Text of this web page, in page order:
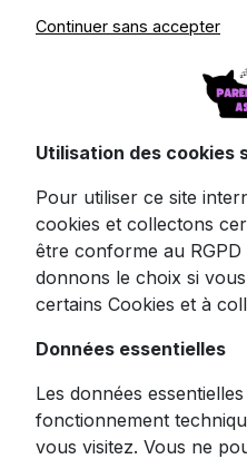
Plongez dans votre
ces mini écouteurs
amateurs de
oreille, ces petits
représentent la
en matière d'audio
Vous cherchez des
qui ne vous gêneront
latérale? Ces
petits et légers qu'ils
le contour de votre
de vous endormir
Continuer sans accepter
Utilisation des cookies
Pour utiliser ce site
cookies et collectons
être conforme au
donnons le choix si
certains Cookies et à
Données essentielles
Les données
fonctionnement
vous visitez. Vous ne